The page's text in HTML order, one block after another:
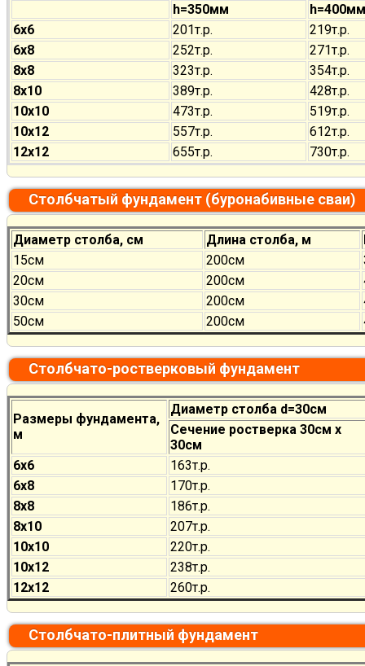
h=350мм
h=400мм
6х6
201т.р.
219т.р.
6х8
252т.р.
271т.р.
8х8
323т.р.
354т.р.
8х10
389т.р.
428т.р.
10х10
473т.р.
519т.р.
10х12
557т.р.
612т.р.
12х12
655т.р. 730т.р.
Столбчатый фундамент (буронабивные сваи)
Диаметр столба, см Длина столба, м
15см
200см
20см
200см
30см
200см
50см
200см
Столбчато-ростверковый фундамент
Размеры фундамента,
м
Диаметр столба d=30см
Сечение ростверка 30см х
30см
6х6
163т.р.
6х8
170т.р.
8х8
186т.р.
8х10
207т.р.
10х10
220т.р.
10х12
238т.р.
12х12
260т.р.
Столбчато-плитный фундамент